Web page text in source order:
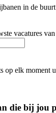
in de
vacatures
op elk moment
die bij jou